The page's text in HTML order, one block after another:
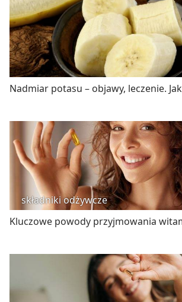
Nadmiar potasu – objawy, leczenie.
składniki odżywcze
Kluczowe powody przyjmowania